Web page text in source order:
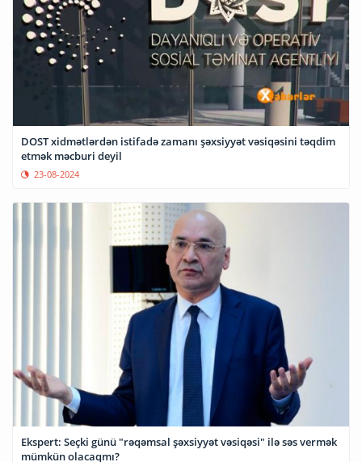
DOST xidmətlərdən istifadə zamanı şəxsiyyət vəsiqəsini təqdim
etmək məcburi deyil
23-08-2024
Ekspert: Seçki günü "rəqəmsal şəxsiyyət vəsiqəsi" ilə səs vermək
mümkün olacaqmı?